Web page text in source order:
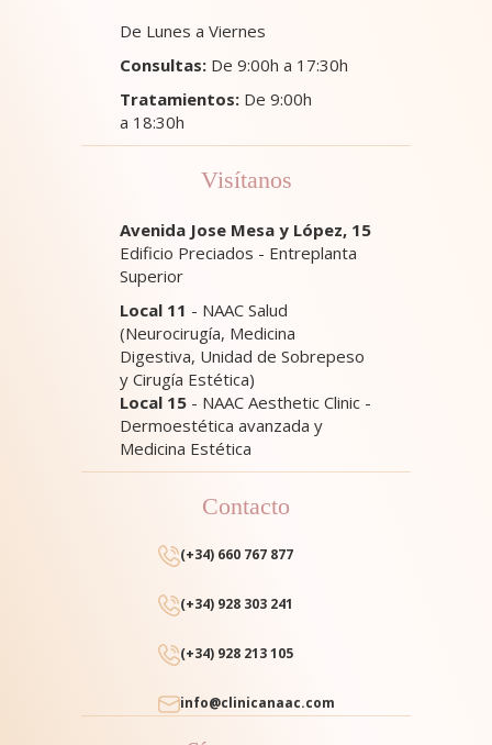
De Lunes a Viernes
Consultas: De 9:00h a 17:30h
Tratamientos: De 9:00h
a 18:30h
Visítanos
Avenida Jose Mesa y López, 15
Edificio Preciados - Entreplanta
Superior
Local 11 - NAAC Salud
(Neurocirugía, Medicina
Digestiva, Unidad de Sobrepeso
y Cirugía Estética)
Local 15 - NAAC Aesthetic Clinic -
Dermoestética avanzada y
Medicina Estética
Contacto
(+34) 660 767 877
(+34) 928 303 241
(+34) 928 213 105
info@clinicanaac.com